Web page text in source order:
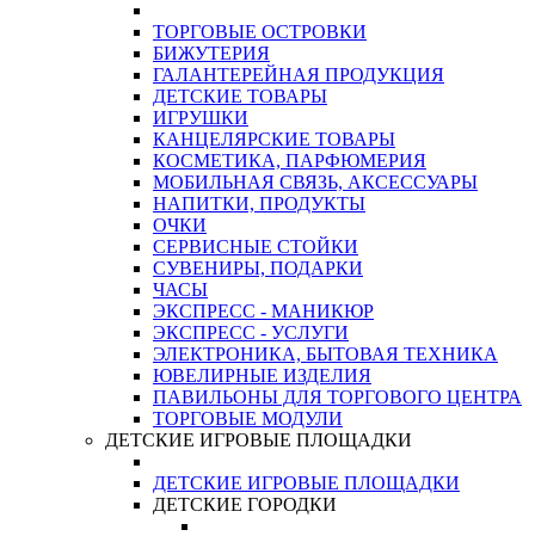
ТОРГОВЫЕ ОСТРОВКИ
БИЖУТЕРИЯ
ГАЛАНТЕРЕЙНАЯ ПРОДУКЦИЯ
ДЕТСКИЕ ТОВАРЫ
ИГРУШКИ
КАНЦЕЛЯРСКИЕ ТОВАРЫ
КОСМЕТИКА, ПАРФЮМЕРИЯ
МОБИЛЬНАЯ СВЯЗЬ, АКСЕССУАРЫ
НАПИТКИ, ПРОДУКТЫ
ОЧКИ
СЕРВИСНЫЕ СТОЙКИ
СУВЕНИРЫ, ПОДАРКИ
ЧАСЫ
ЭКСПРЕСС - МАНИКЮР
ЭКСПРЕСС - УСЛУГИ
ЭЛЕКТРОНИКА, БЫТОВАЯ ТЕХНИКА
ЮВЕЛИРНЫЕ ИЗДЕЛИЯ
ПАВИЛЬОНЫ ДЛЯ ТОРГОВОГО ЦЕНТРА
ТОРГОВЫЕ МОДУЛИ
ДЕТСКИЕ ИГРОВЫЕ ПЛОЩАДКИ
ДЕТСКИЕ ИГРОВЫЕ ПЛОЩАДКИ
ДЕТСКИЕ ГОРОДКИ